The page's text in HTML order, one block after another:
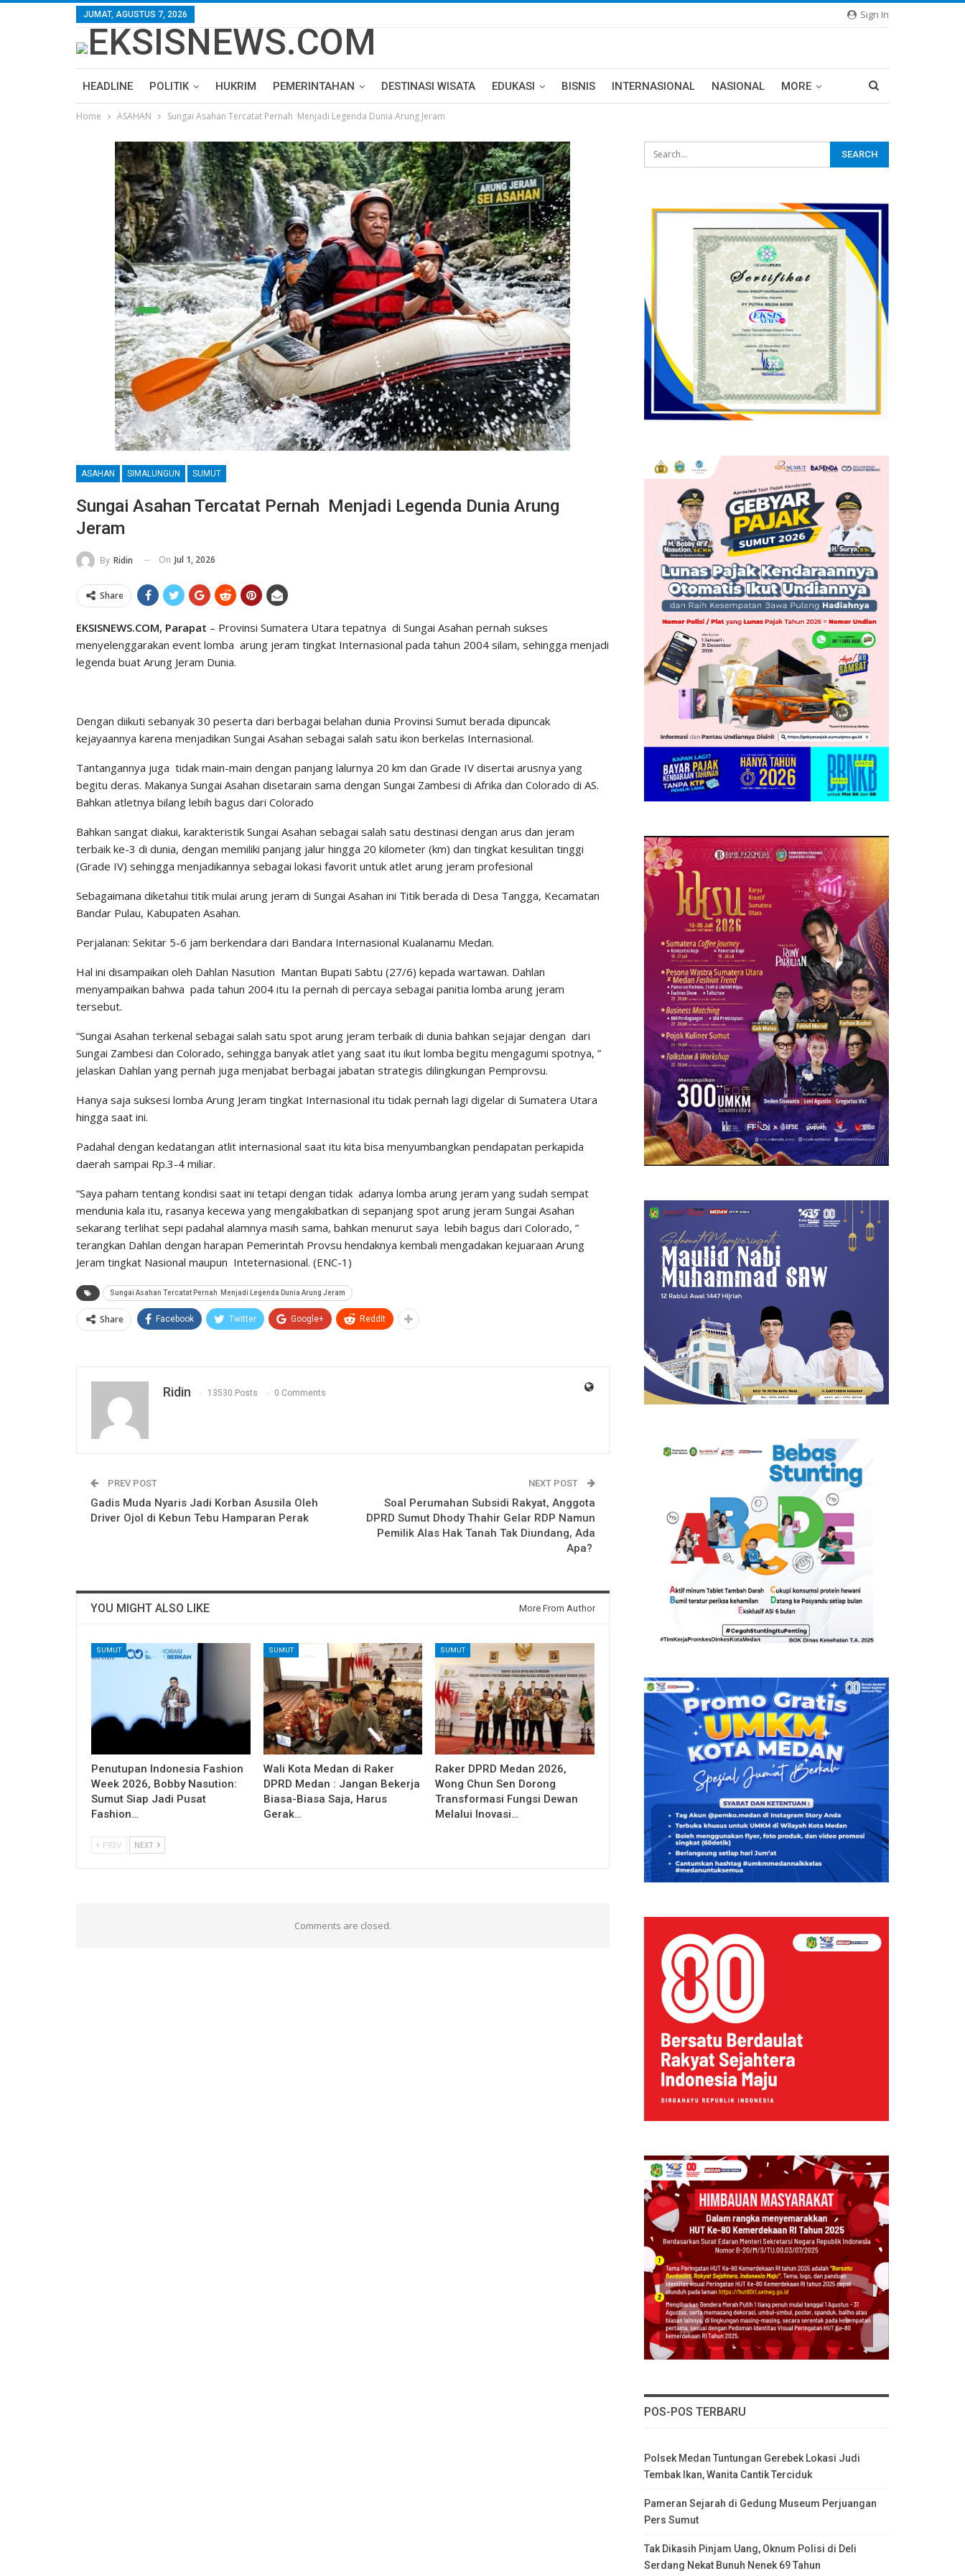
Sign In
JUMAT, AGUSTUS 7, 2026
HEADLINE POLITIK HUKRIM PEMERINTAHAN DESTINASI WISATA EDUKASI BISNIS INTERNASIONAL NASIONAL MORE
Home ASAHAN Sungai Asahan Tercatat Pernah Menjadi Legenda Dunia Arung Jeram
ASAHAN SIMALUNGUN SUMUT
Sungai Asahan Tercatat Pernah Menjadi Legenda Dunia Arung
Jeram
By Ridin On Jul 1, 2026
Share
EKSISNEWS.COM, Parapat – Provinsi Sumatera Utara tepatnya di Sungai Asahan pernah sukses
menyelenggarakan event lomba arung jeram tingkat Internasional pada tahun 2004 silam, sehingga menjadi
legenda buat Arung Jeram Dunia.
Dengan diikuti sebanyak 30 peserta dari berbagai belahan dunia Provinsi Sumut berada dipuncak
kejayaannya karena menjadikan Sungai Asahan sebagai salah satu ikon berkelas Internasional.
Tantangannya juga tidak main-main dengan panjang lalurnya 20 km dan Grade IV disertai arusnya yang
begitu deras. Makanya Sungai Asahan disetarain sama dengan Sungai Zambesi di Afrika dan Colorado di AS.
Bahkan atletnya bilang lebih bagus dari Colorado
Bahkan sangat diakui, karakteristik Sungai Asahan sebagai salah satu destinasi dengan arus dan jeram
terbaik ke-3 di dunia, dengan memiliki panjang jalur hingga 20 kilometer (km) dan tingkat kesulitan tinggi
(Grade IV) sehingga menjadikannya sebagai lokasi favorit untuk atlet arung jeram profesional
Sebagaimana diketahui titik mulai arung jeram di Sungai Asahan ini Titik berada di Desa Tangga, Kecamatan
Bandar Pulau, Kabupaten Asahan.
Perjalanan: Sekitar 5-6 jam berkendara dari Bandara Internasional Kualanamu Medan.
Hal ini disampaikan oleh Dahlan Nasution Mantan Bupati Sabtu (27/6) kepada wartawan. Dahlan
menyampaikan bahwa pada tahun 2004 itu Ia pernah di percaya sebagai panitia lomba arung jeram
tersebut.
“Sungai Asahan terkenal sebagai salah satu spot arung jeram terbaik di dunia bahkan sejajar dengan dari
Sungai Zambesi dan Colorado, sehingga banyak atlet yang saat itu ikut lomba begitu mengagumi spotnya, ”
jelaskan Dahlan yang pernah juga menjabat berbagai jabatan strategis dilingkungan Pemprovsu.
Hanya saja suksesi lomba Arung Jeram tingkat Internasional itu tidak pernah lagi digelar di Sumatera Utara
hingga saat ini.
Padahal dengan kedatangan atlit internasional saat itu kita bisa menyumbangkan pendapatan perkapida
daerah sampai Rp.3-4 miliar.
“Saya paham tentang kondisi saat ini tetapi dengan tidak adanya lomba arung jeram yang sudah sempat
mendunia kala itu, rasanya kecewa yang mengakibatkan di sepanjang spot arung jeram Sungai Asahan
sekarang terlihat sepi padahal alamnya masih sama, bahkan menurut saya lebih bagus dari Colorado, ”
terangkan Dahlan dengan harapan Pemerintah Provsu hendaknya kembali mengadakan kejuaraan Arung
Jeram tingkat Nasional maupun Inteternasional. (ENC-1)
Sungai Asahan Tercatat Pernah Menjadi Legenda Dunia Arung Jeram
Share Facebook Twitter Google+ ReddIt
Ridin 13530 Posts 0 Comments
PREV POST
Gadis Muda Nyaris Jadi Korban Asusila Oleh
Driver Ojol di Kebun Tebu Hamparan Perak
NEXT POST
Soal Perumahan Subsidi Rakyat, Anggota
DPRD Sumut Dhody Thahir Gelar RDP Namun
Pemilik Alas Hak Tanah Tak Diundang, Ada
Apa?
YOU MIGHT ALSO LIKE More From Author
SUMUT
Penutupan Indonesia Fashion
Week 2026, Bobby Nasution:
Sumut Siap Jadi Pusat
Fashion…
SUMUT
Wali Kota Medan di Raker
DPRD Medan : Jangan Bekerja
Biasa-Biasa Saja, Harus
Gerak…
SUMUT
Raker DPRD Medan 2026,
Wong Chun Sen Dorong
Transformasi Fungsi Dewan
Melalui Inovasi…
PREV NEXT
Comments are closed.
POS-POS TERBARU
Polsek Medan Tuntungan Gerebek Lokasi Judi
Tembak Ikan, Wanita Cantik Terciduk
Pameran Sejarah di Gedung Museum Perjuangan
Pers Sumut
Tak Dikasih Pinjam Uang, Oknum Polisi di Deli
Serdang Nekat Bunuh Nenek 69 Tahun